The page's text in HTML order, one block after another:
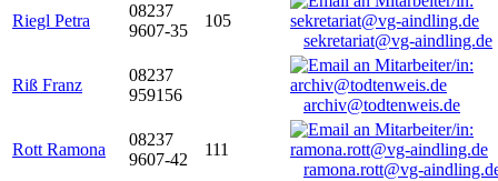
Riegl Petra
08237
9607-35
105
sekretariat@vg-aindling.de
Riß Franz
08237
959156
archiv@todtenweis.de
Rott Ramona
08237
9607-42
111
ramona.rott@vg-